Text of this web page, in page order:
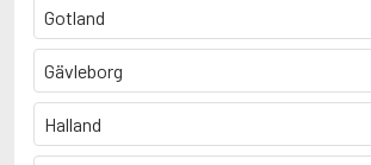
Gotland
Gävleborg
Halland